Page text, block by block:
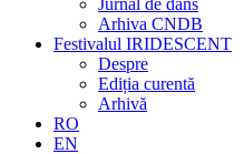
Jurnal de dans
Arhiva CNDB
Festivalul IRIDESCENT
Despre
Ediția curentă
Arhivă
RO
EN